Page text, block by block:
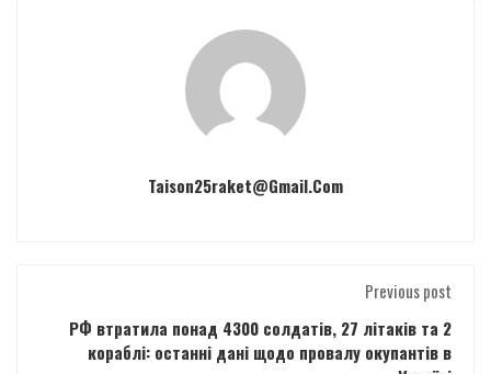
Taison25raket@gmail.com
Previous post
РФ втратила понад 4300 солдатів, 27 літаків та 2
кораблі: останні дані щодо провалу окупантів в